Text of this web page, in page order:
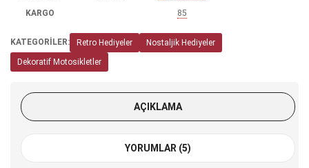
KARGO
85
KATEGORİLER: Retro Hediyeler
Nostaljik Hediyeler
Dekoratif Motosikletler
AÇIKLAMA
YORUMLAR (5)